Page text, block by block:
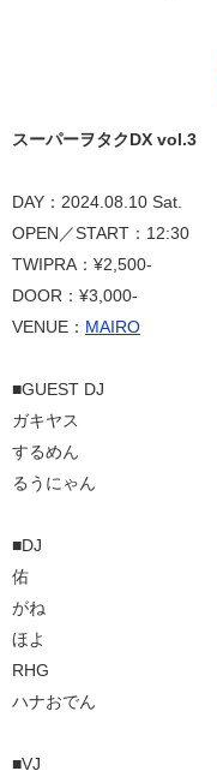
スーパーヲタクDX vol.3
DAY：2024.08.10 Sat.
OPEN／START：12:30
TWIPRA：¥2,500-
DOOR：¥3,000-
VENUE： MAIRO
■GUEST DJ
ガキヤス
するめん
るうにゃん
■DJ
佑
がね
ほよ
RHG
ハナおでん
■VJ